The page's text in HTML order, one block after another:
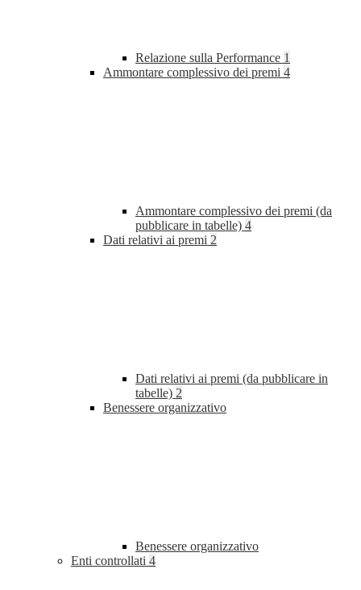
Relazione sulla Performance 1
Ammontare complessivo dei premi 4
Ammontare complessivo dei premi (da
pubblicare in tabelle) 4
Dati relativi ai premi 2
Dati relativi ai premi (da pubblicare in
tabelle) 2
Benessere organizzativo
Benessere organizzativo
Enti controllati 4